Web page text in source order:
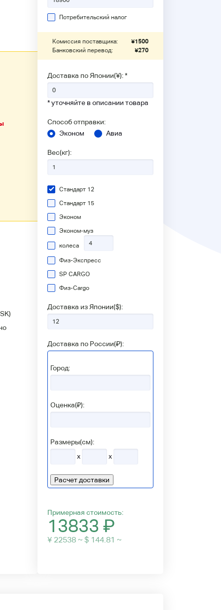
Потребительский налог
Комиссия поставщика: ¥1500
Банковский перевод:
¥270
Доставка по Японии(¥): *
* уточняйте в описании товара
Способ отправки:
Эконом
Авиа
Вес(кг):
Стандарт 12
Стандарт 15
Эконом
Эконом-муз
колеса
Физ-Экспресс
SP CARGO
Физ-Сargo
Доставка из Японии($):
Доставка по России(₽):
Город:
Оценка(₽):
Размеры(см):
x
x
Расчет доставки
Примерная стоимость:
13833 ₽
¥ 22538 ~ $ 144.81 ~